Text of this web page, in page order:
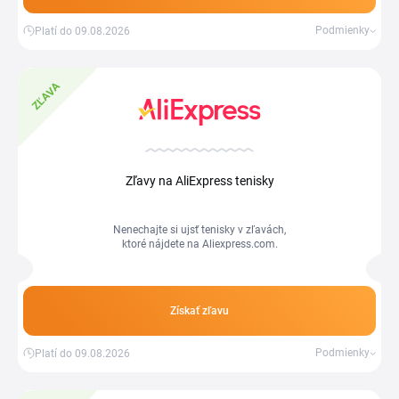
Platí do 09.08.2026 Podmienky
ZĽAVA
Zľavy na AliExpress tenisky
Nenechajte si ujsť tenisky v zľavách,
ktoré nájdete na Aliexpress.com.
Získať zľavu
Platí do 09.08.2026 Podmienky